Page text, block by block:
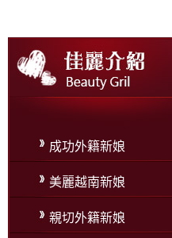
成功外籍新娘
美麗越南新娘
親切外籍新娘